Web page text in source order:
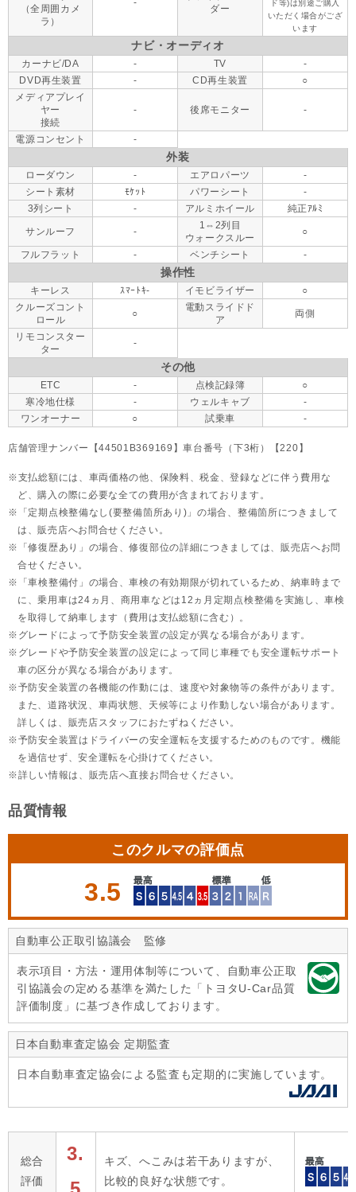
（全周囲カメ
ラ）
-
ダー
ド等)は別途ご購入
いただく場合がござ
います
ナビ・オーディオ
カーナビ/DA - TV
-
DVD再生装置
- CD再生装置
○
メディアプレイ
ヤー
接続
- 後席モニター -
電源コンセント -
外装
ローダウン - エアロパーツ
-
シート素材
ﾓｹｯﾄ パワーシート
-
3列シート
- アルミホイール 純正ｱﾙﾐ
サンルーフ -
1⇔2列目
ウォークスルー
○
フルフラット - ベンチシート -
操作性
キーレス ｽﾏｰﾄｷ- イモビライザー
○
クルーズコント
ロール
○
電動スライドド
ア
両側
リモコンスター
ター
-
その他
ETC - 点検記録簿
○
寒冷地仕様
- ウェルキャブ
-
ワンオーナー
○ 試乗車 -
店舗管理ナンバー【44501B369169】車台番号（下3桁）【220】
支払総額には、車両価格の他、保険料、税金、登録などに伴う費用な
ど、購入の際に必要な全ての費用が含まれております。
「定期点検整備なし(要整備箇所あり)」の場合、整備箇所につきまして
は、販売店へお問合せください。
「修復歴あり」の場合、修復部位の詳細につきましては、販売店へお問
合せください。
「車検整備付」の場合、車検の有効期限が切れているため、納車時まで
に、乗用車は24ヵ月、 商用車などは12ヵ月定期点検整備を実施し、車検
を取得して納車します（費用は支払総額に含む）。
グレードによって予防安全装置の設定が異なる場合があります。
グレードや予防安全装置の設定によって同じ車種でも安全運転サポート
車の区分が異なる場合があります。
予防安全装置の各機能の作動には、速度や対象物等の条件があります。
また、道路状況、車両状態、天候等により作動しない場合があります。
詳しくは、販売店スタッフにおたずねください。
予防安全装置はドライバーの安全運転を支援するためのものです。機能
を過信せず、安全運転を心掛けてください。
詳しい情報は、販売店へ直接お問合せください。
品質情報
このクルマの評価点
3.5
自動車公正取引協議会 監修
表示項目・方法・運用体制等について、自動車公正取
引協議会の定める基準を満たした「トヨタU-Car品質
評価制度」に基づき作成しております。
日本自動車査定協会 定期監査
日本自動車査定協会による監査も定期的に実施しています。
総合
評価
3.
キズ、へこみは若干ありますが、
比較的良好な状態です。